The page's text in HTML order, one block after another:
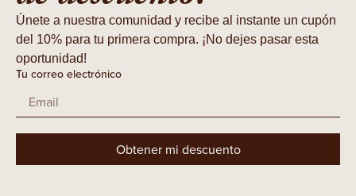
Únete a nuestra comunidad y recibe al instante un cupón
del 10% para tu primera compra. ¡No dejes pasar esta
oportunidad!
Tu correo electrónico
Obtener mi descuento